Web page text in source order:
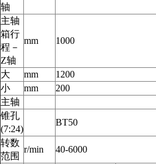
轴
主轴
箱行
程－
Z轴
mm 1000
大 mm 1200
小
mm 200
主轴
锥孔
(7:24)
BT50
转数
范围
r/min 40-6000